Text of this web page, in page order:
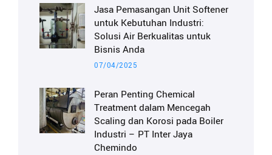
Jasa Pemasangan Unit Softener
untuk Kebutuhan Industri:
Solusi Air Berkualitas untuk
Bisnis Anda
07/04/2025
Peran Penting Chemical
Treatment dalam Mencegah
Scaling dan Korosi pada Boiler
Industri – PT Inter Jaya
Chemindo